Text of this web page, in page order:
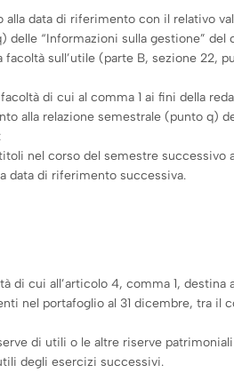
data di riferimento con il relativo
delle “Informazioni sulla gestione”
sull’utile (parte B, sezione 22,
di cui al comma 1 ai fini della
alla relazione semestrale (punto q)
nel corso del semestre successivo
data di riferimento successiva.
di cui all’articolo 4, comma 1,
nel portafoglio al 31 dicembre, tra il
di utili o le altre riserve
degli esercizi successivi.